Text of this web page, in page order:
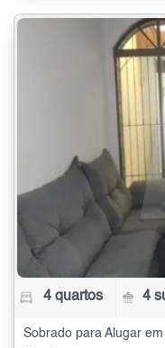
4 quartos 4
Sobrado para Alugar